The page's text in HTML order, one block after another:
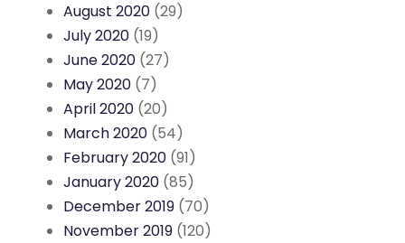
August 2020 (29)
July 2020 (19)
June 2020 (27)
May 2020 (7)
April 2020 (20)
March 2020 (54)
February 2020 (91)
January 2020 (85)
December 2019 (70)
November 2019 (120)